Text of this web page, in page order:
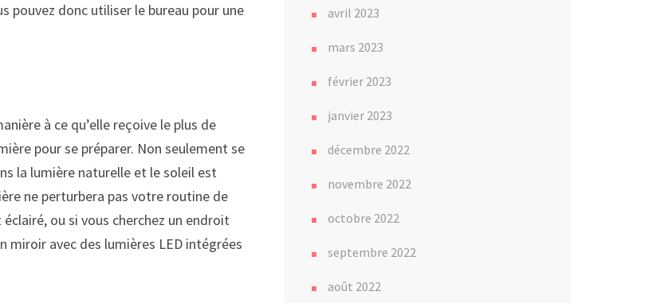
pouvez donc utiliser le bureau pour une
à ce qu’elle reçoive le plus de
pour se préparer. Non seulement se
la lumière naturelle et le soleil est
ne perturbera pas votre routine de
ou si vous cherchez un endroit
miroir avec des lumières LED intégrées
avril 2023
mars 2023
février 2023
janvier 2023
décembre 2022
novembre 2022
octobre 2022
septembre 2022
août 2022